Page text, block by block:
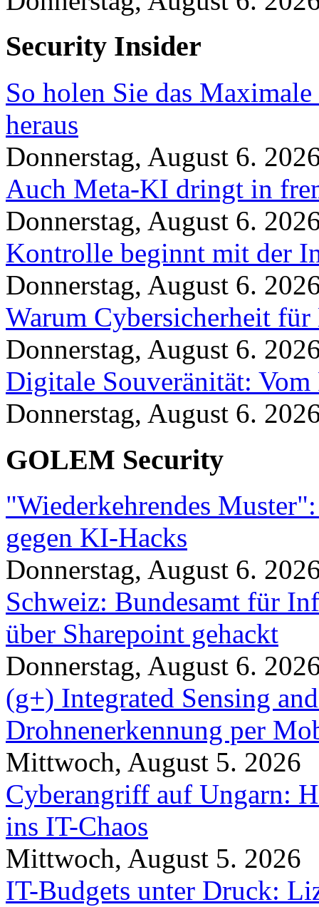
Security Insider
So holen Sie das
heraus
Donnerstag, August 6.
Auch Meta-KI dringt in
Donnerstag, August 6.
Kontrolle beginnt mit der
Donnerstag, August 6.
Warum Cybersicherheit für
Donnerstag, August 6.
Digitale Souveränität:
Donnerstag, August 6.
GOLEM Security
"Wiederkehrendes
gegen KI-Hacks
Donnerstag, August 6.
Schweiz: Bundesamt für
über Sharepoint gehackt
Donnerstag, August 6.
(g+) Integrated Sensing
Drohnenerkennung per
Mittwoch, August 5. 2026
Cyberangriff auf Ungarn:
ins IT-Chaos
Mittwoch, August 5. 2026
IT-Budgets unter Druck: